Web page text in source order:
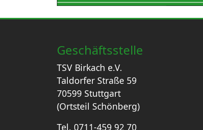
Geschäftsstelle
TSV Birkach e.V.
Taldorfer Straße 59
70599 Stuttgart
(Ortsteil Schönberg)
Tel. 0711-459 92 70